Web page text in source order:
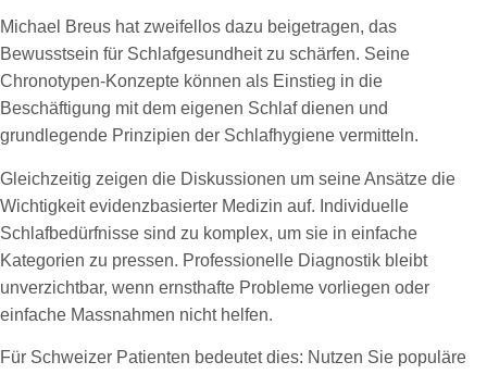
Michael Breus hat zweifellos dazu beigetragen, das
Bewusstsein für Schlafgesundheit zu schärfen. Seine
Chronotypen-Konzepte können als Einstieg in die
Beschäftigung mit dem eigenen Schlaf dienen und
grundlegende Prinzipien der Schlafhygiene vermitteln.
Gleichzeitig zeigen die Diskussionen um seine Ansätze die
Wichtigkeit evidenzbasierter Medizin auf. Individuelle
Schlafbedürfnisse sind zu komplex, um sie in einfache
Kategorien zu pressen. Professionelle Diagnostik bleibt
unverzichtbar, wenn ernsthafte Probleme vorliegen oder
einfache Massnahmen nicht helfen.
Für Schweizer Patienten bedeutet dies: Nutzen Sie populäre